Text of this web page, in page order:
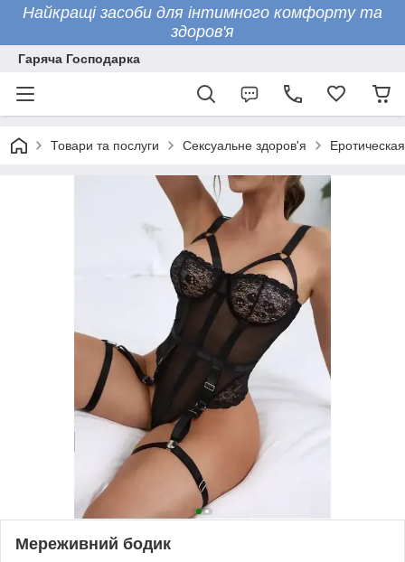
Найкращі засоби для інтимного комфорту та
здоров'я
Гаряча Господарка
Товари та послуги Сексуальне здоров'я
Мереживний бодик